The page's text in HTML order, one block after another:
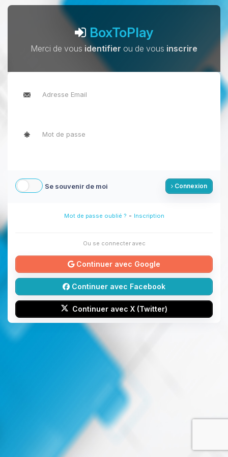
BoxToPlay
Merci de vous identifier ou de vous inscrire
Se souvenir de moi Connexion
Mot de passe oublié ? - Inscription
Ou se connecter avec
Continuer avec Google
Continuer avec Facebook
Continuer avec X (Twitter)